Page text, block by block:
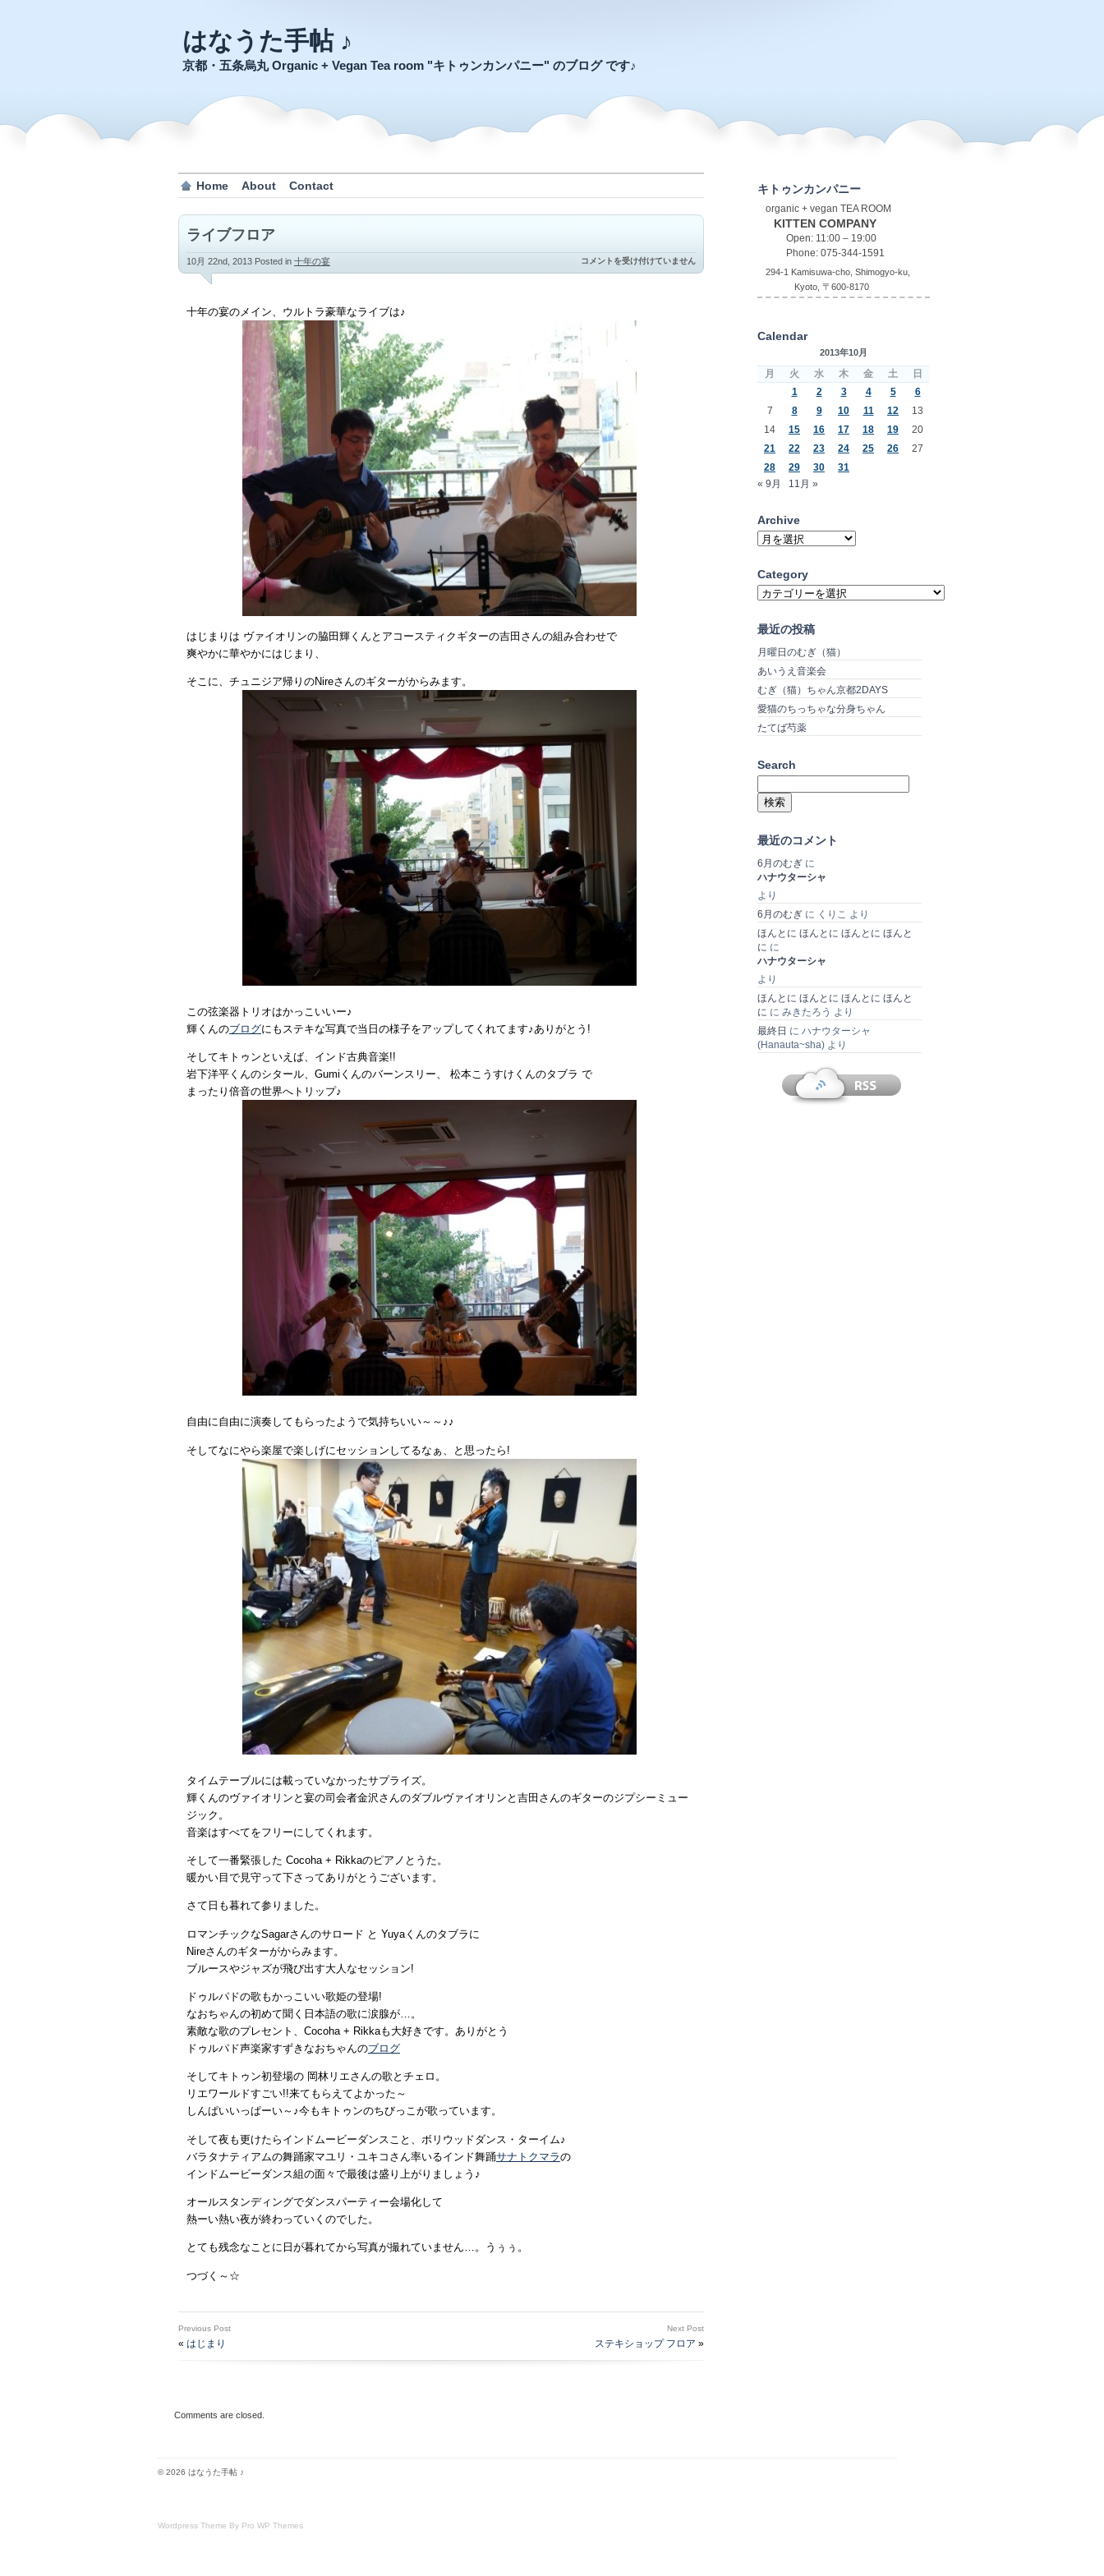
はなうた手帖 ♪
京都・五条烏丸 Organic + Vegan Tea room "キトゥンカンパニー" のブログ です♪
Home About Contact
ライブフロア
10月 22nd, 2013 Posted in 十年の宴
ラ
イ
は
コメントを受け付けていません
十年の宴のメイン、ウルトラ豪華なライブは♪
はじまりは ヴァイオリンの脇田輝くんとアコースティクギターの吉田さんの組み合わせで
爽やかに華やかにはじまり、
そこに、チュニジア帰りのNireさんのギターがからみます。
この弦楽器トリオはかっこいいー♪
輝くんのブログにもステキな写真で当日の様子をアップしてくれてます♪ありがとう!
そしてキトゥンといえば、インド古典音楽!!
岩下洋平くんのシタール、Gumiくんのバーンスリー、 松本こうすけくんのタブラ で
まったり倍音の世界へトリップ♪
自由に自由に演奏してもらったようで気持ちいい～～♪♪
そしてなにやら楽屋で楽しげにセッションしてるなぁ、と思ったら!
タイムテーブルには載っていなかったサプライズ。
輝くんのヴァイオリンと宴の司会者金沢さんのダブルヴァイオリンと吉田さんのギターのジプシーミュー
ジック。
音楽はすべてをフリーにしてくれます。
そして一番緊張した Cocoha + Rikkaのピアノとうた。
暖かい目で見守って下さってありがとうございます。
さて日も暮れて参りました。
ロマンチックなSagarさんのサロード と Yuyaくんのタブラに
Nireさんのギターがからみます。
ブルースやジャズが飛び出す大人なセッション!
ドゥルパドの歌もかっこいい歌姫の登場!
なおちゃんの初めて聞く日本語の歌に涙腺が…。
素敵な歌のプレセント、Cocoha + Rikkaも大好きです。ありがとう
ドゥルパド声楽家すずきなおちゃんのブログ
そしてキトゥン初登場の 岡林リエさんの歌とチェロ。
リエワールドすごい!!来てもらえてよかった～
しんぱいいっぱーい～♪今もキトゥンのちびっこが歌っています。
そして夜も更けたらインドムービーダンスこと、ボリウッドダンス・ターイム♪
バラタナティアムの舞踊家マユリ・ユキコさん率いるインド舞踊サナトクマラの
インドムービーダンス組の面々で最後は盛り上がりましょう♪
オールスタンディングでダンスパーティー会場化して
熱ーい熱い夜が終わっていくのでした。
とても残念なことに日が暮れてから写真が撮れていません…。うぅぅ。
つづく～☆
Previous Post
« はじまり
Next Post
ステキショップ フロア »
Comments are closed.
キトゥンカンパニー
organic + vegan TEA ROOM
KITTEN COMPANY
Open: 11:00 – 19:00
Phone: 075-344-1591
294-1 Kamisuwa-cho, Shimogyo-ku,
Kyoto, 〒600-8170
Calendar
2013年10月
月 火 水 木 金 土
日
1
2 3 4 5
6
7
8 9 10 11 12
13
14
15 16 17 18 19
20
21
22 23 24 25 26
27
28
29 30
31
« 9月
11月 »
Archive
Archive
Category
Category
最近の投稿
月曜日のむぎ（猫）
あいうえ音楽会
むぎ（猫）ちゃん京都2DAYS
愛猫のちっちゃな分身ちゃん
たてば芍薬
Search
索:
最近のコメント
6月のむぎ に
ハナウターシャ
より
6月のむぎ に くりこ より
ほんとに ほんとに ほんとに ほんと
に に
ハナウターシャ
より
ほんとに ほんとに ほんとに ほんと
に に みきたろう より
最終日 に ハナウターシャ
(Hanauta~sha) より
© 2026 はなうた手帖 ♪
Wordpress Theme By Pro WP Themes